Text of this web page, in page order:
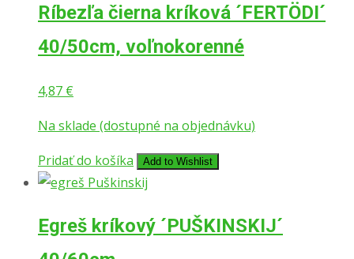
Ríbezľa čierna kríková ´FERTÖDI´
40/50cm, voľnokorenné
4,87 €
Na sklade (dostupné na objednávku)
Pridať do košíka
Add to Wishlist
Egreš kríkový ´PUŠKINSKIJ´